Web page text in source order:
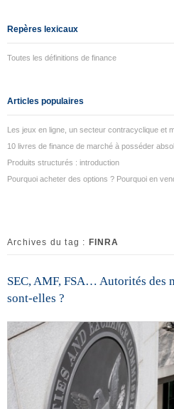
Repères lexicaux
Toutes les définitions de finance
Articles populaires
Les jeux en ligne, un secteur contracyclique et
10 livres de finance de marché à posséder
Produits structurés : introduction
Pourquoi acheter des options ? Pourquoi en
Archives du tag : FINRA
SEC, AMF, FSA… Autorités des
sont-elles ?